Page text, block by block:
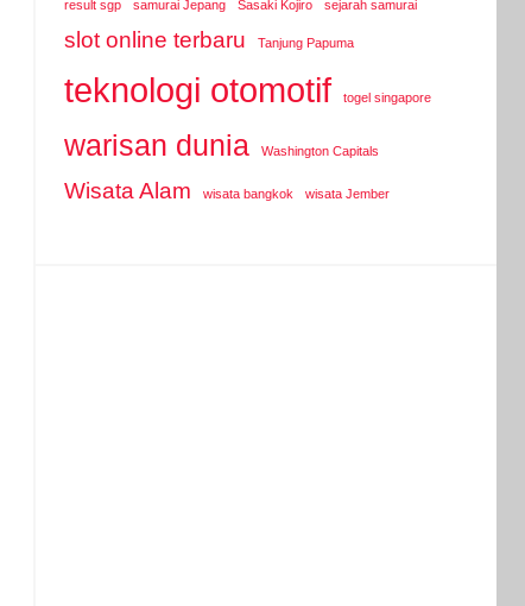
result sgp samurai Jepang Sasaki Kojiro sejarah samurai
slot online terbaru Tanjung Papuma
teknologi otomotif togel singapore
warisan dunia Washington Capitals
Wisata Alam wisata bangkok wisata Jember